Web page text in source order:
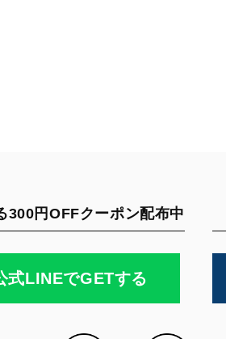
300円OFFクーポン配布中
式LINEでGETする